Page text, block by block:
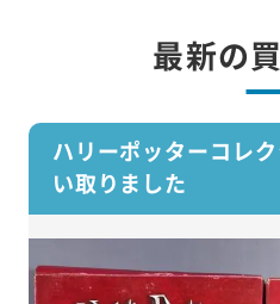
最新の
ハリーポッターコレ
い取りました